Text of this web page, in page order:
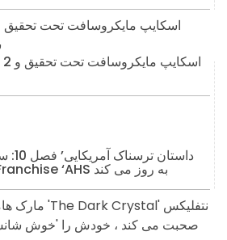
خود را در بازگشت به Franchise ‘AHS به روز می کند